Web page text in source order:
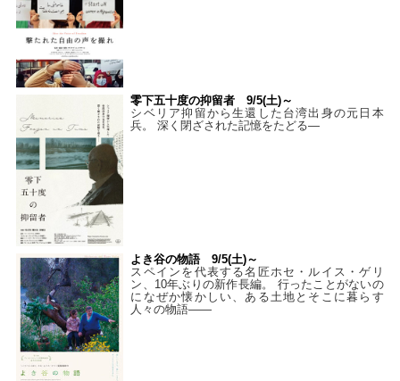
零下五十度の抑留者 9/5(土)～
シベリア抑留から生還した台湾出身の元日本
兵。 深く閉ざされた記憶をたどる—
よき谷の物語 9/5(土)～
スペインを代表する名匠ホセ・ルイス・ゲリ
ン、10年ぶりの新作長編。 行ったことがないの
になぜか懐かしい、ある土地とそこに暮らす
人々の物語――